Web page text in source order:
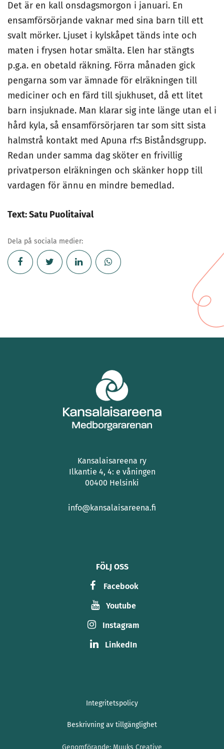
Det är en kall onsdagsmorgon i januari. En
ensamförsörjande vaknar med sina barn till ett
svalt mörker. Ljuset i kylskåpet tänds inte och
maten i frysen hotar smälta. Elen har stängts
p.g.a. en obetald räkning. Förra månaden gick
pengarna som var ämnade för elräkningen till
mediciner och en färd till sjukhuset, då ett litet
barn insjuknade. Man klarar sig inte länge utan el i
hård kyla, så ensamförsörjaren tar som sitt sista
halmstrå kontakt med Apuna rf:s Biståndsgrupp.
Redan under samma dag sköter en frivillig
privatperson elräkningen och skänker hopp till
vardagen för ännu en mindre bemedlad.
Text: Satu Puolitaival
Dela på sociala medier:
Kansalaisareena ry
Ilkantie 4, 4: e våningen
00400 Helsinki
info@kansalaisareena.fi
FÖLJ OSS
Facebook
Youtube
Instagram
LinkedIn
Integritetspolicy
Beskrivning av tillgänglighet
Genomförande: Muuks Creative